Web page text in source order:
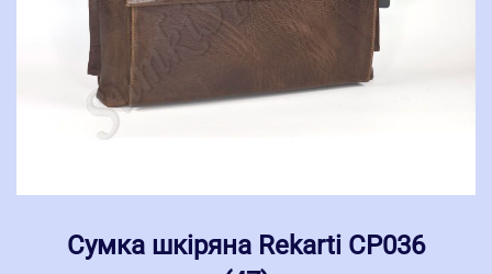
Сумка шкіряна Rekarti СР036